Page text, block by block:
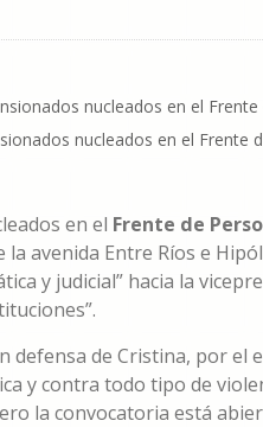
nucleados en el Frente
en el Frente de
la avenida Entre Ríos e
y judicial” hacia la
defensa de Cristina, por
y contra todo tipo de
la convocatoria está